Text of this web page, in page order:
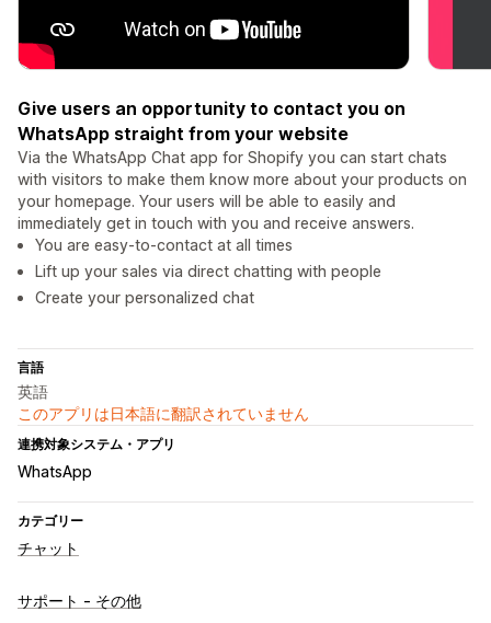
Give users an opportunity to contact you on
WhatsApp straight from your website
Via the WhatsApp Chat app for Shopify you can start chats
with visitors to make them know more about your products on
your homepage. Your users will be able to easily and
immediately get in touch with you and receive answers.
You are easy-to-contact at all times
Lift up your sales via direct chatting with people
Create your personalized chat
言語
英語
このアプリは日本語に翻訳されていません
連携対象システム・アプリ
WhatsApp
カテゴリー
チャット
サポート - その他